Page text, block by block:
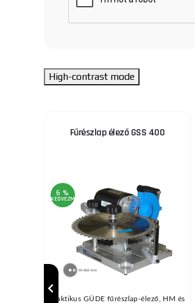
High-contrast mode
Fűrészlap élező GSS 400
6 %
KEDVEZMÉNY
Praktikus GÜDE fűrészlap-élező, HM és